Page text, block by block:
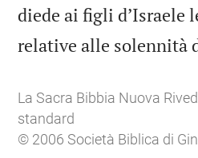
diede ai figli d’Israele
relative alle solennità
La Sacra Bibbia Nuova
standard
© 2006 Società Biblica di